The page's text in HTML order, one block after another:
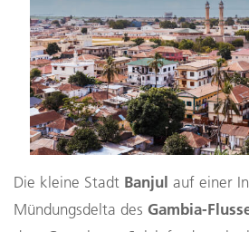
Die kleine Stadt Banjul auf einer
Mündungsdelta des Gambia-